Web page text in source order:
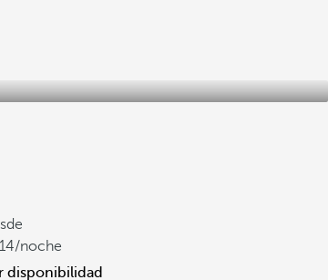
/noche
disponibilidad